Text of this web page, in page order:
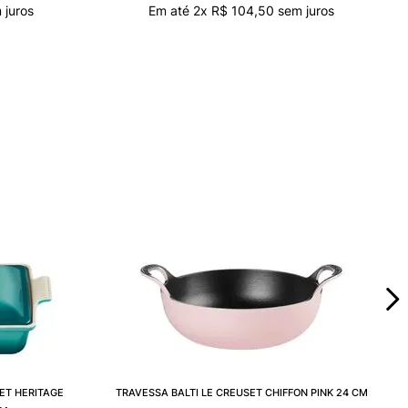
juros Em até 2x R$ 104,50 sem juros
HERITAGE
TRAVESSA BALTI LE CREUSET CHIFFON PINK 24 CM